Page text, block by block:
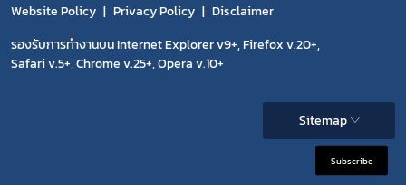
Website Policy
Privacy Policy
Disclaimer
รองรับการทำงานบน Internet Explorer v9+, Firefox v.20+,
Safari v.5+, Chrome v.25+, Opera v.10+
Sitemap
Subscribe